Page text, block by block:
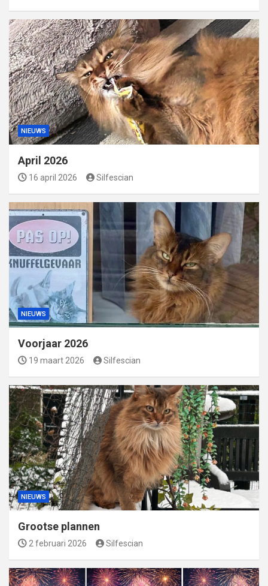
NIEUWS
April 2026
16 april 2026 Silfescian
NIEUWS
Voorjaar 2026
19 maart 2026 Silfescian
NIEUWS
Grootse plannen
2 februari 2026 Silfescian